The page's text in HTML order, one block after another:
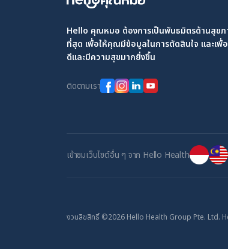
Hello คุณหมอ ต้องการเป็นพันธมิตรด้านสุขภ
ที่สุด เพื่อให้คุณมีข้อมูลในการตัดสินใจ และเ
ดีและมีความสุขมากยิ่งขึ้น
ติดตามเรา
เข้าชมเว็บไซต์อื่น ๆ จาก Hello Health
งวนลิขสิทธิ์ ©2026 Hello Health Group Pte. Ltd.